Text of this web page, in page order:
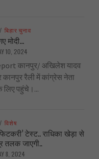
/ बिहार चुनाव
मोदी…
10, 2024
कानपुर/ अखिलेश यादव
रैली में कांग्रेस नेता
लिए पहुंचे।...
/ विशेष
टेस्ट.. राधिका खेड़ा से
तलक जाएगी..
8, 2024